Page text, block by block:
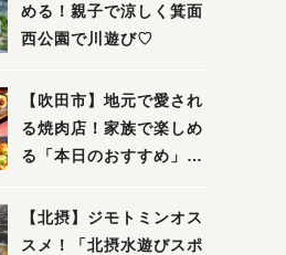
める！親子で涼しく箕面
西公園で川遊び♡
【吹田市】地元で愛され
る焼肉店！家族で楽しめ
る「本日のおすすめ」で
【北摂】ジモトミンオス
スメ！「北摂水遊びスポ